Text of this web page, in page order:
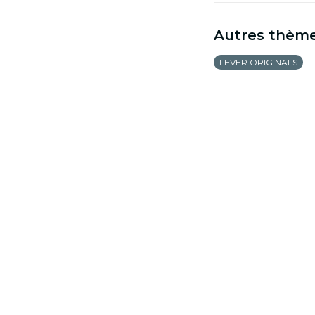
Autres
FEVER ORIGINALS